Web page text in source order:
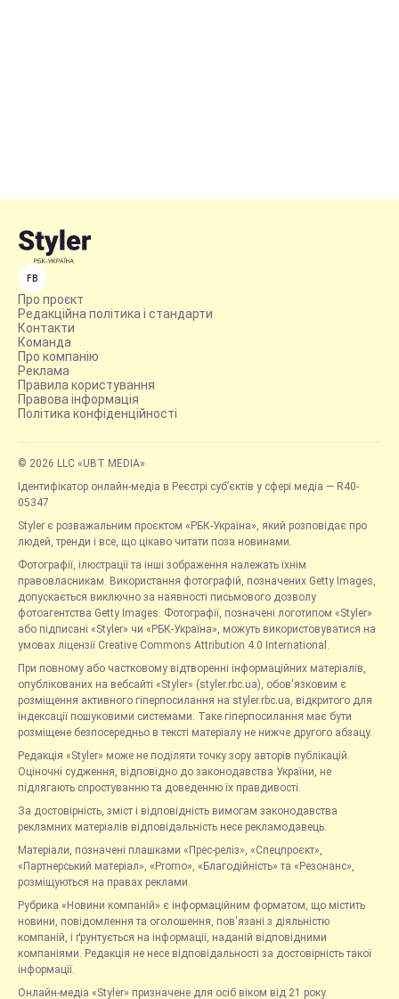
FB
Про проєкт
Редакційна політика і стандарти
Контакти
Команда
Про компанію
Реклама
Правила користування
Правова інформація
Політика конфіденційності
© 2026 LLC «UBT MEDIA»
Ідентифікатор онлайн-медіа в Реєстрі суб’єктів у сфері медіа — R40-
05347
Styler є розважальним проєктом «РБК-Україна», який розповідає про
людей, тренди і все, що цікаво читати поза новинами.
Фотографії, ілюстрації та інші зображення належать їхнім
правовласникам. Використання фотографій, позначених Getty Images,
допускається виключно за наявності письмового дозволу
фотоагентства Getty Images. Фотографії, позначені логотипом «Styler»
або підписані «Styler» чи «РБК-Україна», можуть використовуватися на
умовах ліцензії Creative Commons Attribution 4.0 International.
При повному або частковому відтворенні інформаційних матеріалів,
опублікованих на вебсайті «Styler» (styler.rbc.ua), обов'язковим є
розміщення активного гіперпосилання на styler.rbc.ua, відкритого для
індексації пошуковими системами. Таке гіперпосилання має бути
розміщене безпосередньо в тексті матеріалу не нижче другого абзацу.
Редакція «Styler» може не поділяти точку зору авторів публікацій.
Оціночні судження, відповідно до законодавства України, не
підлягають спростуванню та доведенню їх правдивості.
За достовірність, зміст і відповідність вимогам законодавства
рекламних матеріалів відповідальність несе рекламодавець.
Матеріали, позначені плашками «Прес-реліз», «Спецпроєкт»,
«Партнерський матеріал», «Promo», «Благодійність» та «Резонанс»,
розміщуються на правах реклами.
Рубрика «Новини компаній» є інформаційним форматом, що містить
новини, повідомлення та оголошення, пов'язані з діяльністю
компаній, і ґрунтується на інформації, наданій відповідними
компаніями. Редакція не несе відповідальності за достовірність такої
інформації.
Онлайн-медіа «Styler» призначене для осіб віком від 21 року.